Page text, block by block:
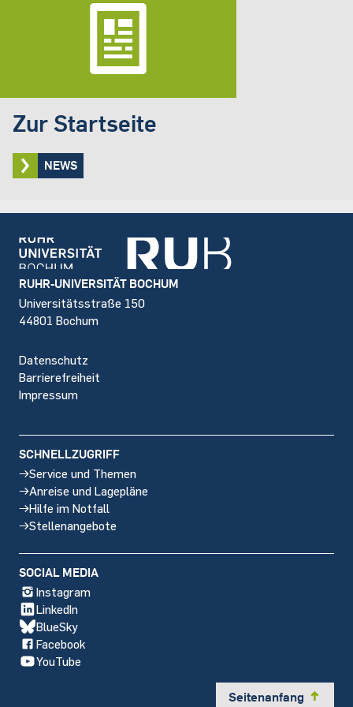
Zur Startseite
NEWS
Footer
RUHR-UNIVERSITÄT BOCHUM
Universitätsstraße 150
44801 Bochum
Datenschutz
Barrierefreiheit
Impressum
SCHNELLZUGRIFF
Service und Themen
Anreise und Lagepläne
Hilfe im Notfall
Stellenangebote
SOCIAL MEDIA
Instagram
LinkedIn
BlueSky
Facebook
YouTube
Seitenanfang y